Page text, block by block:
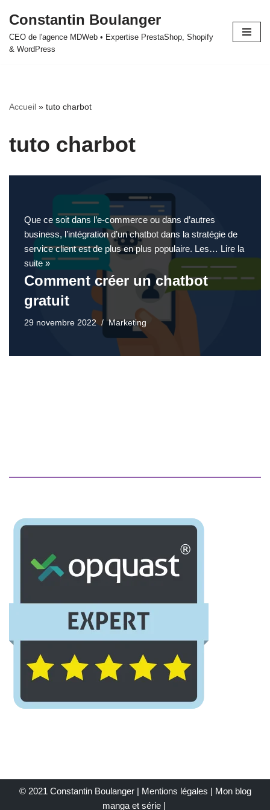
Aller
au
Constantin Boulanger
CEO de l'agence MDWeb • Expertise PrestaShop, Shopify
& WordPress
Accueil » tuto charbot
tuto charbot
Que ce soit dans l’e-commerce ou dans d’autres
business, l’intégration d’un chatbot dans la stratégie de
service client est de plus en plus populaire. Les… Lire la
suite »
Comment créer un chatbot
gratuit
29 novembre 2022 Marketing
© 2021 Constantin Boulanger | Mentions légales | Mon blog
manga et série|